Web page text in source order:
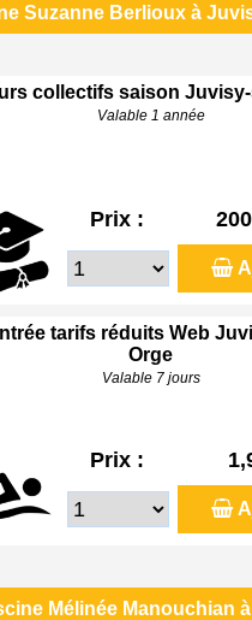
Suzanne Berlioux à
collectifs saison
Valable 1 année
Prix :
tarifs réduits Web
Orge
Valable 7 jours
Prix :
Mélinée Manouchian